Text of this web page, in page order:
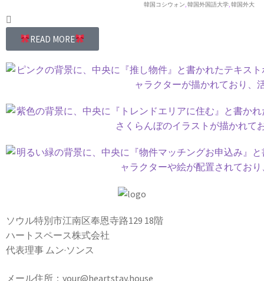
韓国コシウォン,韓国外国語大学,韓国外大
READ MORE
ソウル特別市江南区奉恩寺路129 18階
ハートスペース株式会社
代表理事 ムン·ソンス
メール住所：your@heartstay.house